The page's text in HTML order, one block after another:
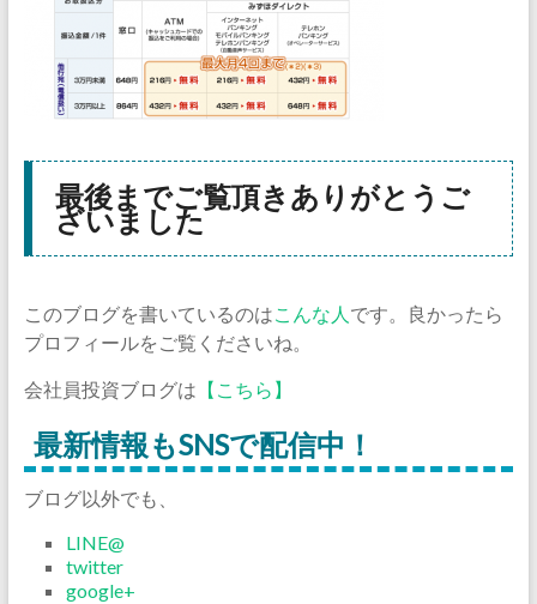
最後までご覧頂きありがとうご
ざいました
このブログを書いているのはこんな人 です。良かったら
プロフィールをご覧くださいね。
会社員投資ブログは 【こちら】
最新情報もSNSで配信中！
ブログ以外でも、
LINE@
twitter
google+